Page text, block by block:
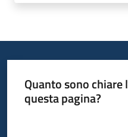
Quanto sono
questa pagina?